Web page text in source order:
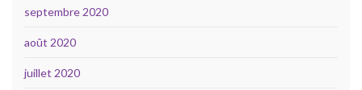
septembre 2020
août 2020
juillet 2020